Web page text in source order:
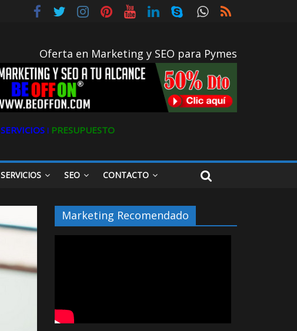
Oferta en Marketing y SEO para Pymes
SERVICIOS ǀ PRESUPUESTO
SERVICIOS SEO CONTACTO
Marketing Recomendado